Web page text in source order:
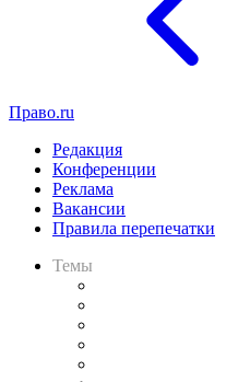
Право.ru
Редакция
Конференции
Реклама
Вакансии
Правила перепечатки
Темы